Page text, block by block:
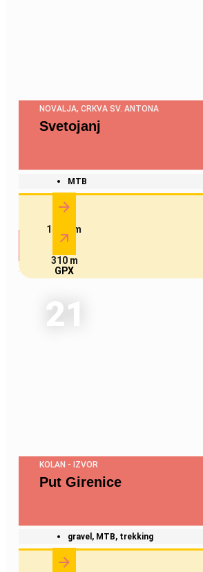
NOVALJA, CRKVA SV. ANTONA
Svetojanj
MTB
14.7 km
310 m
GPX
21
KOLAN - IZVOR
Put Girenice
gravel, MTB, trekking